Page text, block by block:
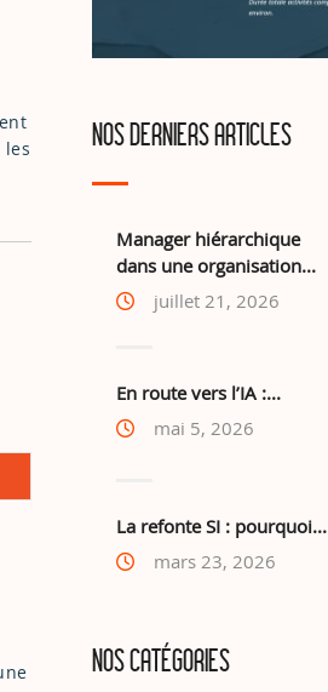
NOS DERNIERS ARTICLES
Manager hiérarchique
dans une organisation...
juillet 21, 2026
En route vers l’IA :...
mai 5, 2026
La refonte SI : pourquoi...
mars 23, 2026
NOS CATÉGORIES